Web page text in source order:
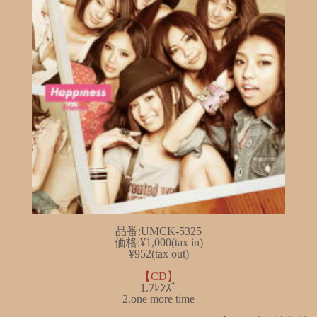
品番:UMCK-5325
価格:¥1,000(tax in)
¥952(tax out)
【CD】
1.ﾌﾚﾝｽﾞ
2.one more time